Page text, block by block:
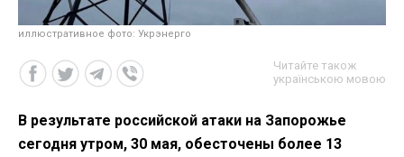
иллюстративное фото: Укрэнерго
Читайте також
українською мовою
В результате российской атаки на Запорожье
сегодня утром, 30 мая, обесточены более 13